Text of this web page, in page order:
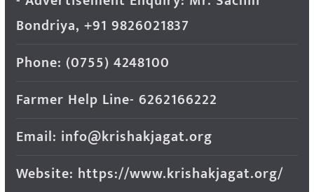
Bondriya, +91 9826021837
Phone: (0755) 4248100
Farmer Help Line- 6262166222
Email: info@krishakjagat.org
Website: https://www.krishakjagat.org/